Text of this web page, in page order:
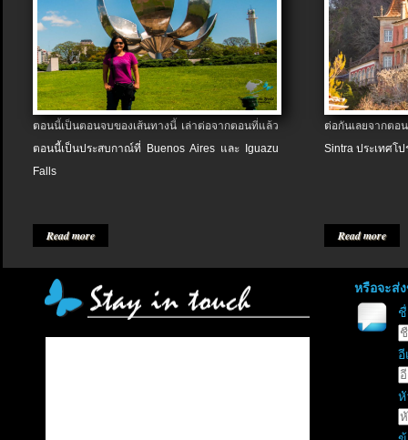
ตอนนี้เป็นตอนจบของเส้นทางนี้ เล่าต่อจากตอนที่แล้ว
ตอนนี้เป็นประสบกาณ์ที่ Buenos Aires และ Iguazu
Falls
Read more
ต่อกันเลยจากต
Sintra ประเทศโป
Read more
หรือจะส่
อี
หั